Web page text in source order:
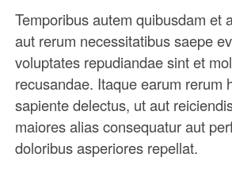
Temporibus autem quibusdam et
aut rerum necessitatibus saepe
voluptates repudiandae sint et
recusandae. Itaque earum rerum
sapiente delectus, ut aut
maiores alias consequatur aut
doloribus asperiores repellat.